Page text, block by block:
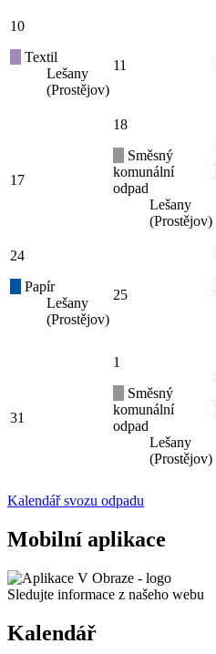
10
Textil
Lešany
(Prostějov)
11
17
18
Směsný
komunální
odpad
Lešany
(Prostějov)
24
Papír
Lešany
(Prostějov)
25
31
1
Směsný
komunální
odpad
Lešany
(Prostějov)
Kalendář svozu odpadu
Mobilní aplikace
Sledujte informace z našeho webu
Kalendář